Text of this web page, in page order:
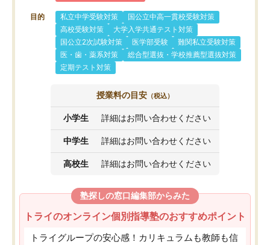
目的 私立中学受験対策
国公立中高一貫校受験対策
高校受験対策
大学入学共通テスト対策
国公立2次試験対策
医学部受験
難関私立受験対策
医・歯・薬系対策
総合型選抜・学校推薦型選抜対策
定期テスト対策
授業料の目安 （税込）
小学生 詳細はお問い合わせください
中学生 詳細はお問い合わせください
高校生 詳細はお問い合わせください
塾探しの窓口編集部からみた
トライのオンライン個別指導塾のおすすめポイント
トライグループの安心感！カリキュラムも教師も信